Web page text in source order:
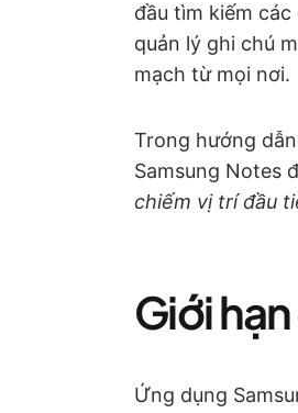
đầu tìm kiếm
quản lý ghi chú
mạch từ mọi nơi.
Trong hướng
Samsung Notes
chiếm vị trí đầu
Giới
Ứng dụng